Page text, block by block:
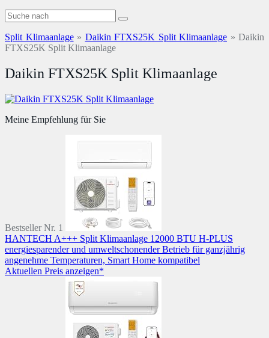
Split Klimaanlage» Daikin FTXS25K Split Klimaanlage » Daikin
FTXS25K Split Klimaanlage
Daikin FTXS25K Split Klimaanlage
Meine Empfehlung für Sie
Bestseller Nr. 1
HANTECH A+++ Split Klimaanlage 12000 BTU H-PLUS
energiesparender und umweltschonender Betrieb für ganzjährig
angenehme Temperaturen, Smart Home kompatibel
Aktuellen Preis anzeigen*